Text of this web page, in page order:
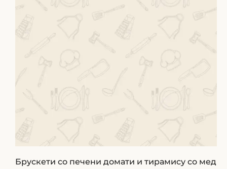
Брускети со печени домати и тирамису со мед